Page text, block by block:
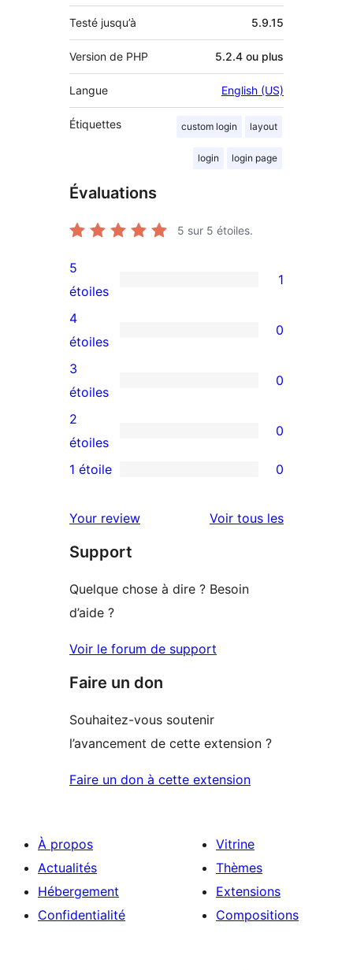
Testé jusqu’à 5.9.15
Version de PHP 5.2.4 ou plus
Langue English (US)
Étiquettes custom login layout
login login page
Évaluations
5 sur 5 étoiles.
1
avis
à
5
étoile
5
étoiles
1
0
avis
à
4
étoile
4
étoiles
0
0
avis
à
3
3
étoiles
0
0
avis
2
2
étoiles
0
à
1
1 étoile 0
Your review Voir tous lesavis
Support
Quelque chose à dire ? Besoin
d’aide ?
Voir le forum de support
Faire un don
Souhaitez-vous soutenir
l’avancement de cette extension ?
Faire un don à cette extension
À propos
Actualités
Hébergement
Confidentialité
Vitrine
Thèmes
Extensions
Compositions